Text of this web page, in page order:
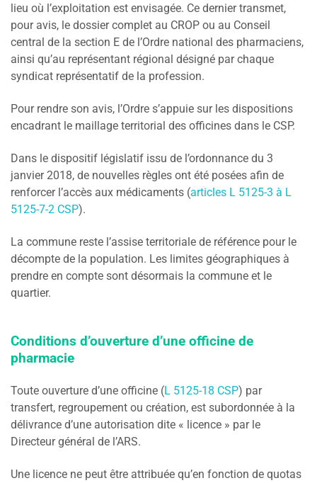
lieu où l’exploitation est envisagée. Ce dernier transmet,
pour avis, le dossier complet au CROP ou au Conseil
central de la section E de l’Ordre national des pharmaciens,
ainsi qu’au représentant régional désigné par chaque
syndicat représentatif de la profession.
Pour rendre son avis, l’Ordre s’appuie sur les dispositions
encadrant le maillage territorial des officines dans le CSP.
Dans le dispositif législatif issu de l’ordonnance du 3
janvier 2018, de nouvelles règles ont été posées afin de
renforcer l’accès aux médicaments (articles L 5125-3 à L
5125-7-2 CSP).
La commune reste l’assise territoriale de référence pour le
décompte de la population. Les limites géographiques à
prendre en compte sont désormais la commune et le
quartier.
Conditions d’ouverture d’une officine de
pharmacie
Toute ouverture d’une officine (L 5125-18 CSP) par
transfert, regroupement ou création, est subordonnée à la
délivrance d’une autorisation dite « licence » par le
Directeur général de l’ARS.
Une licence ne peut être attribuée qu’en fonction de quotas